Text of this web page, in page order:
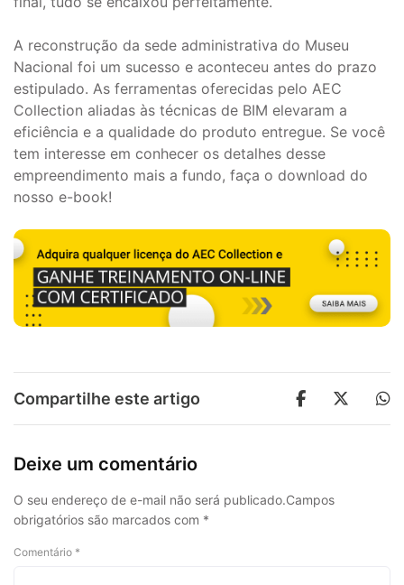
A reconstrução da sede administrativa do Museu
Nacional foi um sucesso e aconteceu antes do prazo
estipulado. As ferramentas oferecidas pelo AEC
Collection aliadas às técnicas de BIM elevaram a
eficiência e a qualidade do produto entregue. Se você
tem interesse em conhecer os detalhes desse
empreendimento mais a fundo, faça o download do
nosso e-book!
Compartilhe este artigo
Deixe um comentário
O seu endereço de e-mail não será publicado.Campos
obrigatórios são marcados com *
Comentário *